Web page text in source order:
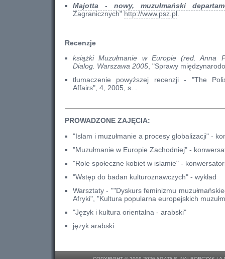
Majotta - nowy, muzułmański
Zagranicznych"http://www.psz.pl.
Recenzje
książki Muzułmanie w Europie (red. Anna
Dialog. Warszawa 2005 , "Sprawy
tłumaczenie powyższej recenzji - "The
Affairs", 4, 2005, s. .
PROWADZONE ZAJĘCIA:
"Islam i muzułmanie a procesy globalizacji" -
"Muzułmanie w Europie Zachodniej" -
"Role społeczne kobiet w islamie" -
"Wstęp do badan kulturoznawczych" - wykład
Warsztaty - ""Dyskurs feminizmu
Afryki", "Kultura popularna europejskich
"Język i kultura orientalna - arabski"
język arabski